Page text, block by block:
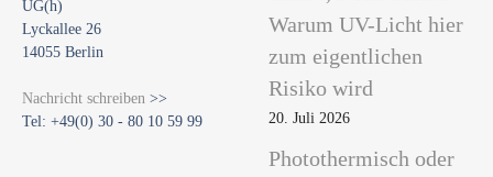
UG(h)
Lyckallee 26
14055 Berlin
Nachricht schreiben >>
Tel: +49(0) 30 - 80 10 59 99
Warum UV-Licht hier
zum eigentlichen
Risiko wird
20. Juli 2026
Photothermisch oder